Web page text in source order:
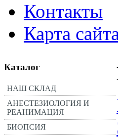
Контакты
Карта
Каталог
НАШ СКЛАД
АНЕСТЕЗИОЛОГИЯ И
РЕАНИМАЦИЯ
БИОПСИЯ